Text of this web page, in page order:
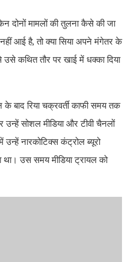
दोनों मामलों की तुलना कैसे की जा
आई है, तो क्या सिया अपने मंगेतर के
कथित तौर पर खाई में धक्का दिया
बाद रिया चक्रवर्ती काफी समय तक
सोशल मीडिया और टीवी चैनलों
नारकोटिक्स कंट्रोल ब्यूरो
था। उस समय मीडिया ट्रायल को